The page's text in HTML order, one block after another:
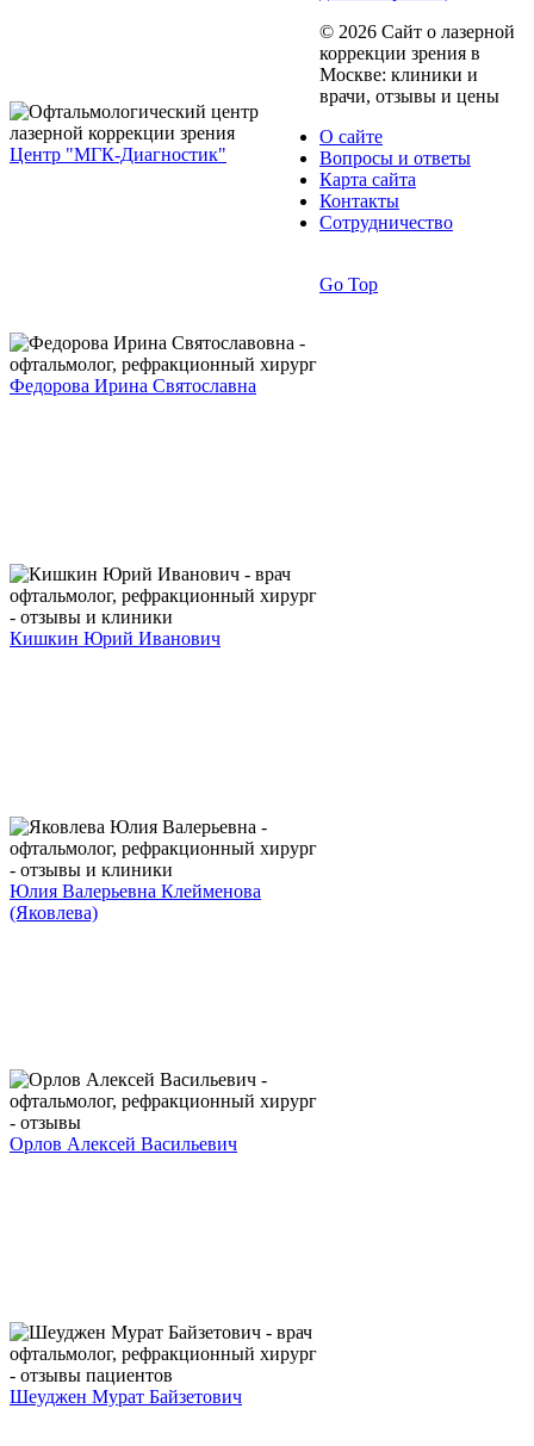
Центр "МГК-Диагностик"
Федорова Ирина Святославна
Кишкин Юрий Иванович
Юлия Валерьевна Клейменова
(Яковлева)
Орлов Алексей Васильевич
Шеуджен Мурат Байзетович
© 2026 Сайт о лазерной
коррекции зрения в
Москве: клиники и
врачи, отзывы и цены
О сайте
Вопросы и ответы
Карта сайта
Контакты
Сотрудничество
Go Top